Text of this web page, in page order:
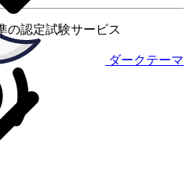
ダークテーマ
の認定試験サービス